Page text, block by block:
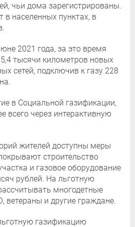
чьи дома зарегистрированы.
в населенных пунктах, в
2021 года, за это время
тысячи километров новых
сетей, подключив к газу 228
в Социальной газификации,
всего через интерактивную
жителей доступны меры
строительство
и газовое оборудование
рублей. На льготную
многодетные
ветераны и другие граждане.
газификацию